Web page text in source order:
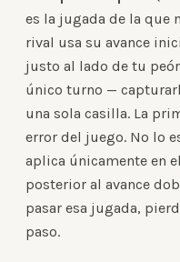
es la jugada de la que
rival usa su avance
justo al lado de tu
único turno —
una sola casilla. La
error del juego. No lo
aplica únicamente en
posterior al avance
pasar esa jugada,
paso.